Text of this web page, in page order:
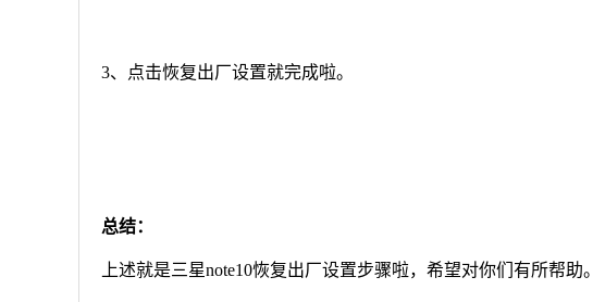
3、点击恢复出厂设置就完成啦。
总结：
上述就是三星note10恢复出厂设置步骤啦，希望对你们有所帮助。